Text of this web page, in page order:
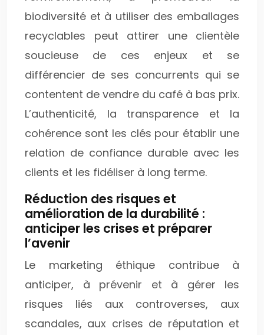
biodiversité et à utiliser des emballages
recyclables peut attirer une clientèle
soucieuse de ces enjeux et se
différencier de ses concurrents qui se
contentent de vendre du café à bas prix.
L’authenticité, la transparence et la
cohérence sont les clés pour établir une
relation de confiance durable avec les
clients et les fidéliser à long terme.
Réduction des risques et
amélioration de la durabilité :
anticiper les crises et préparer
l’avenir
Le marketing éthique contribue à
anticiper, à prévenir et à gérer les
risques liés aux controverses, aux
scandales, aux crises de réputation et